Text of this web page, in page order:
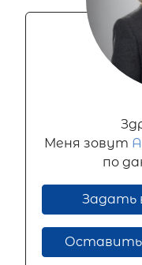
Меня зовут
по
Задать
Оставить